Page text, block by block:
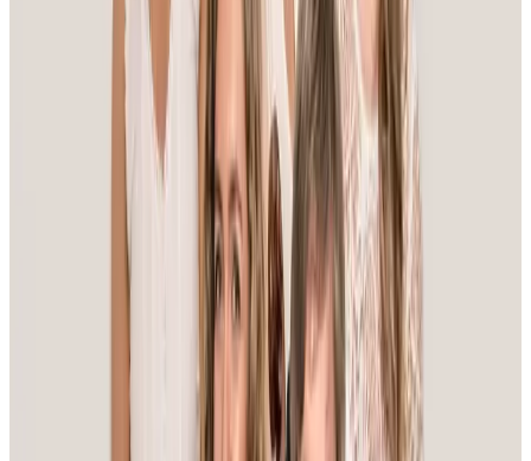
Säg det med ett leende
Repertoaren är fylld av inbjudande och välkända
melodier, med inslag ur 1940-talets underbara